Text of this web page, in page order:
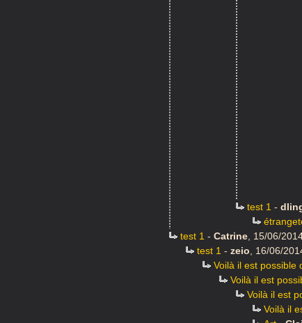
test 1 -
test 1 - Catrine 15/06/
test 1 - zeio
16/06/
Voilà il est possible
Voilà il est
Voilà il est
Voilà il